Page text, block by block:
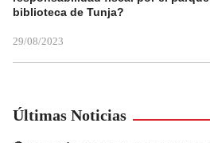
biblioteca de Tunja?
29/08/2023
Últimas Noticias